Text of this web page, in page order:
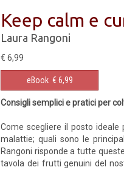
Keep calm e
Laura Rangoni
€ 6,99
eBook € 6,99
Consigli semplici e pratici per
Come scegliere il posto
malattie; quali sono le
Rangoni risponde a tutte
tavola dei frutti genuini del